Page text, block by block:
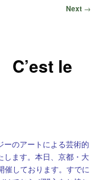
Next →
C’est le
ーのアートによる芸術的
します。本日、京都・大
催しております。すでに